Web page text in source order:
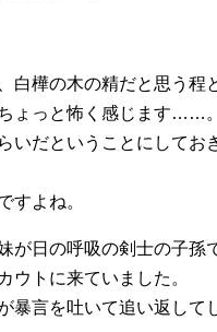
白樺の木の精だと思う程
ょっと怖く感じます……。
いだということにしてお
すよね。
が日の呼吸の剣士の子孫
ウトに来ていました。
暴言を吐いて追い返して